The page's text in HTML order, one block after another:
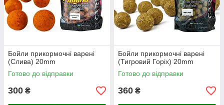
Бойли прикормочні варені
(Слива) 20mm
Готово до відправки
300 ₴
Бойли прикормочні варені
(Тигровий Горіх) 20mm
Готово до відправки
360 ₴